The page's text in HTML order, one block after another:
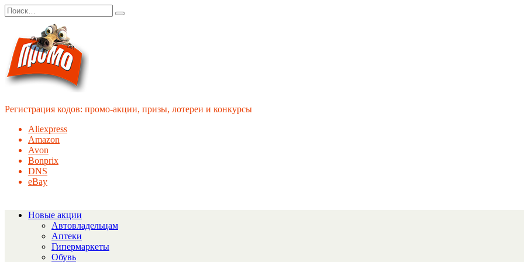
Перейти
к
содержанию
Search
for:
Регистрация кодов: промо-акции, призы, лотереи и конкурсы
Aliexpress
Amazon
Avon
Bonprix
DNS
eBay
Новые акции
Автовладельцам
Аптеки
Гипермаркеты
Обувь